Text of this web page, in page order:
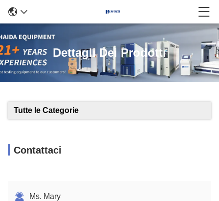
Dettagli Dei Prodotti
Tutte le Categorie
Contattaci
Ms. Mary